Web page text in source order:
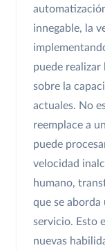
innegable, la
puede realizar
sobre la
actuales. No
reemplace a
puede
velocidad
humano,
que se aborda
servicio. Esto
nuevas